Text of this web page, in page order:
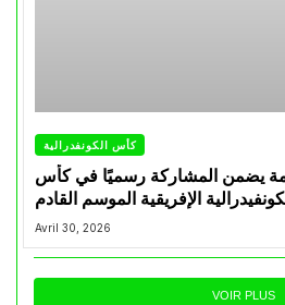
كأس الكونفدرالية
يضمن المشاركة رسميًا في كأس
Avril 30, 2026
VOIR PLUS